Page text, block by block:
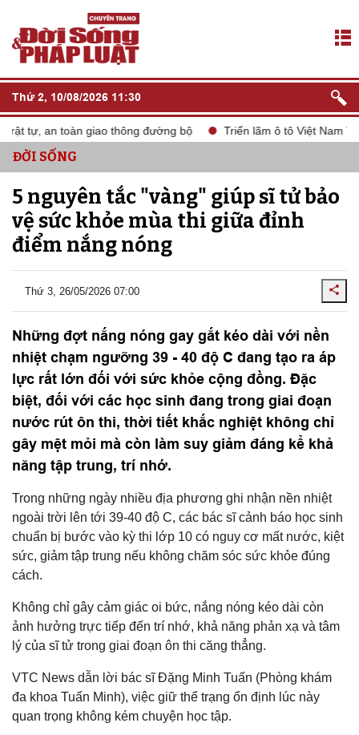
Thứ 2, 10/08/2026 11:30
an toàn giao thông đường bộ Triển lãm ô tô Việt Nam VMS
ĐỜI SỐNG
5 nguyên tắc "vàng" giúp sĩ tử bảo
vệ sức khỏe mùa thi giữa đỉnh
điểm nắng nóng
Thứ 3, 26/05/2026 07:00
Những đợt nắng nóng gay gắt kéo dài với nền
nhiệt chạm ngưỡng 39 - 40 độ C đang tạo ra áp
lực rất lớn đối với sức khỏe cộng đồng. Đặc
biệt, đối với các học sinh đang trong giai đoạn
nước rút ôn thi, thời tiết khắc nghiệt không chỉ
gây mệt mỏi mà còn làm suy giảm đáng kể khả
năng tập trung, trí nhớ.
Trong những ngày nhiều địa phương ghi nhận nền nhiệt
ngoài trời lên tới 39-40 độ C, các bác sĩ cảnh báo học sinh
chuẩn bị bước vào kỳ thi lớp 10 có nguy cơ mất nước, kiệt
sức, giảm tập trung nếu không chăm sóc sức khỏe đúng
cách.
Không chỉ gây cảm giác oi bức, nắng nóng kéo dài còn
ảnh hưởng trực tiếp đến trí nhớ, khả năng phản xạ và tâm
lý của sĩ tử trong giai đoạn ôn thi căng thẳng.
VTC News dẫn lời bác sĩ Đặng Minh Tuấn (Phòng khám
đa khoa Tuấn Minh), việc giữ thể trạng ổn định lúc này
quan trọng không kém chuyện học tập.